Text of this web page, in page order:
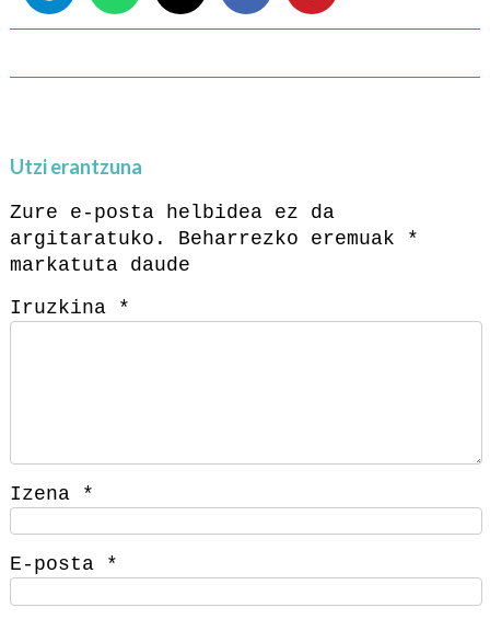
Utzi erantzuna
Zure e-posta helbidea ez da
argitaratuko.
Beharrezko eremuak
*
markatuta daude
Iruzkina
*
Izena *
E-posta *